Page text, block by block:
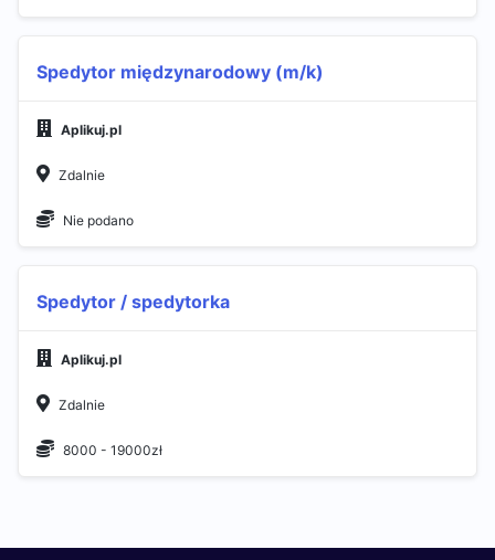
Spedytor międzynarodowy (m/k)
Aplikuj.pl
Zdalnie
Nie podano
Spedytor / spedytorka
Aplikuj.pl
Zdalnie
8000 - 19000zł